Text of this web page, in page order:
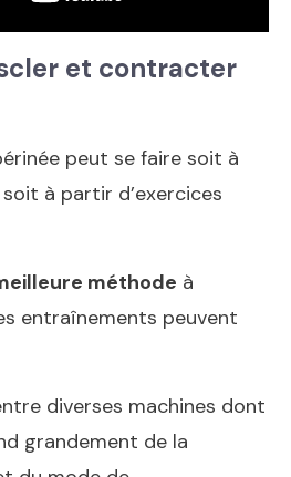
et contracter
peut se faire soit à
soit à partir d’exercices
méthode à
entraînements peuvent
diverses machines dont
grandement de la